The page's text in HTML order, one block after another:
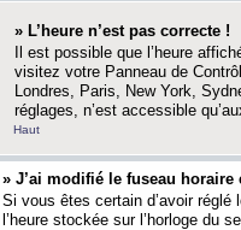
» L’heure n’est pas correcte !
Il est possible que l’heure
visitez votre Panneau de
Londres, Paris, New York,
réglages, n’est accessible
Haut
» J’ai modifié le fuseau horaire
Si vous êtes certain d’avoir réglé
l’heure stockée sur l’horloge du